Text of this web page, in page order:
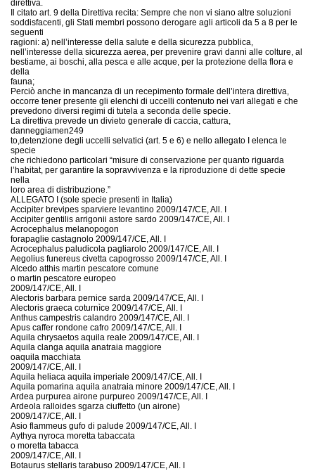
direttiva.
Il citato art. 9 della Direttiva recita: Sempre che non vi siano altre soluzioni
soddisfacenti, gli Stati membri possono derogare agli articoli da 5 a 8 per le
seguenti
ragioni: a) nell’interesse della salute e della sicurezza pubblica,
nell’interesse della sicurezza aerea, per prevenire gravi danni alle colture, al
bestiame, ai boschi, alla pesca e alle acque, per la protezione della flora e
della
fauna;
Perciò anche in mancanza di un recepimento formale dell’intera direttiva,
occorre tener presente gli elenchi di uccelli contenuto nei vari allegati e che
prevedono diversi regimi di tutela a seconda delle specie.
La direttiva prevede un divieto generale di caccia, cattura,
danneggiamen249
to,detenzione degli uccelli selvatici (art. 5 e 6) e nello allegato I elenca le
specie
che richiedono particolari “misure di conservazione per quanto riguarda
l’habitat, per garantire la sopravvivenza e la riproduzione di dette specie
nella
loro area di distribuzione.”
ALLEGATO I (sole specie presenti in Italia)
Accipiter brevipes sparviere levantino 2009/147/CE, All. I
Accipiter gentilis arrigonii astore sardo 2009/147/CE, All. I
Acrocephalus melanopogon
forapaglie castagnolo 2009/147/CE, All. I
Acrocephalus paludicola pagliarolo 2009/147/CE, All. I
Aegolius funereus civetta capogrosso 2009/147/CE, All. I
Alcedo atthis martin pescatore comune
o martin pescatore europeo
2009/147/CE, All. I
Alectoris barbara pernice sarda 2009/147/CE, All. I
Alectoris graeca coturnìce 2009/147/CE, All. I
Anthus campestris calandro 2009/147/CE, All. I
Apus caffer rondone cafro 2009/147/CE, All. I
Aquila chrysaetos aquila reale 2009/147/CE, All. I
Aquila clanga aquila anatraia maggiore
oaquila macchiata
2009/147/CE, All. I
Aquila heliaca aquila imperiale 2009/147/CE, All. I
Aquila pomarina aquila anatraia minore 2009/147/CE, All. I
Ardea purpurea airone purpureo 2009/147/CE, All. I
Ardeola ralloides sgarza ciuffetto (un airone)
2009/147/CE, All. I
Asio flammeus gufo di palude 2009/147/CE, All. I
Aythya nyroca moretta tabaccata
o moretta tabacca
2009/147/CE, All. I
Botaurus stellaris tarabuso 2009/147/CE, All. I